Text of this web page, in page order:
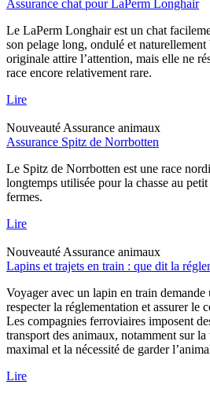
Assurance chat pour LaPerm Longhair
Le LaPerm Longhair est un chat
son pelage long, ondulé et
originale attire l’attention, mais elle ne
race encore relativement rare.
Lire
Nouveauté Assurance animaux
Assurance Spitz de Norrbotten
Le Spitz de Norrbotten est une race
longtemps utilisée pour la chasse au
fermes.
Lire
Nouveauté Assurance animaux
Lapins et trajets en train : que dit la
Voyager avec un lapin en train
respecter la réglementation et assurer le
Les compagnies ferroviaires imposent
transport des animaux, notamment sur
maximal et la nécessité de garder
Lire